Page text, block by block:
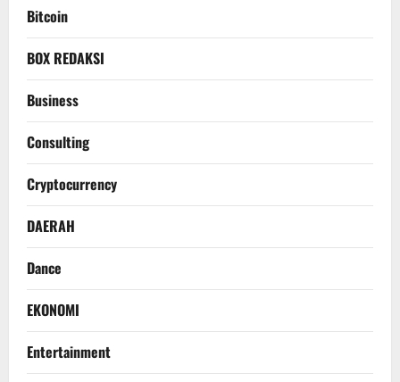
Bitcoin
BOX REDAKSI
Business
Consulting
Cryptocurrency
DAERAH
Dance
EKONOMI
Entertainment